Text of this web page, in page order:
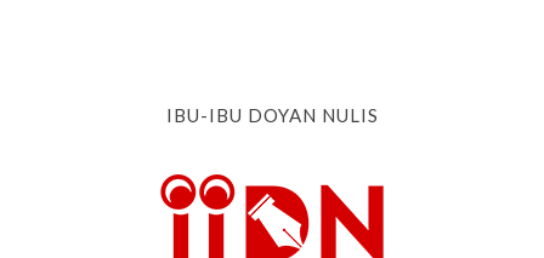
IBU-IBU DOYAN NULIS